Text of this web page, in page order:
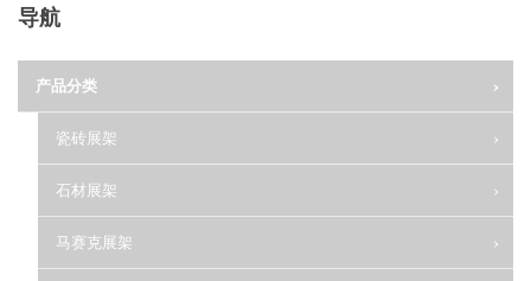
导航
产品分类
瓷砖展架
石材展架
马赛克展架